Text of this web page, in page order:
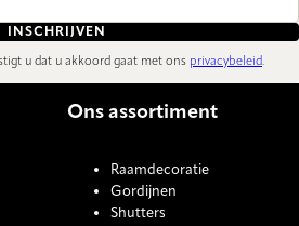
INSCHRIJVEN
u dat u akkoord gaat met ons privacybeleid.
Ons assortiment
Raamdecoratie
Gordijnen
Shutters